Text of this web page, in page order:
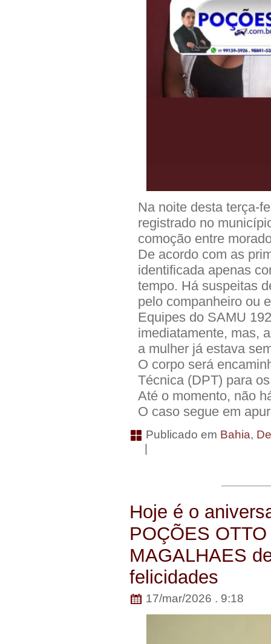
Na noite desta terça-
registrado no
comoção entre
De acordo com as
identificada apenas
tempo. Há suspeitas
pelo companheiro ou
Equipes do SAMU
imediatamente, mas,
a mulher já estava
O corpo será
Técnica (DPT) para
Até o momento, não
O caso segue em
Publicado em Bahia,
Hoje é o
POÇÕES
MAGALHAES
felicidades
17/mar/2026 . 9:18